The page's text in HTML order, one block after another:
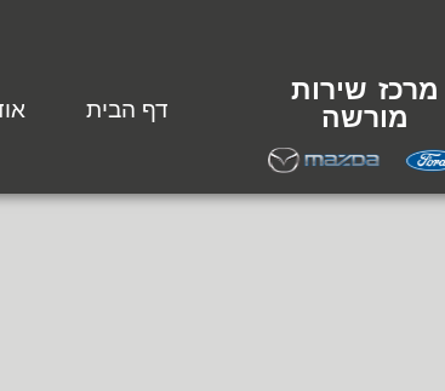
מרכז שירות
מורשה
דף הבית